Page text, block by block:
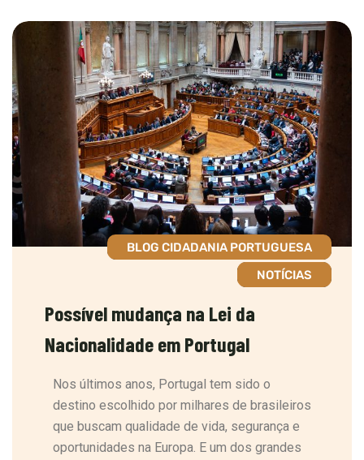
BLOG CIDADANIA PORTUGUESA
NOTÍCIAS
Possível mudança na Lei da
Nacionalidade em Portugal
Nos últimos anos, Portugal tem sido o
destino escolhido por milhares de brasileiros
que buscam qualidade de vida, segurança e
oportunidades na Europa. E um dos grandes